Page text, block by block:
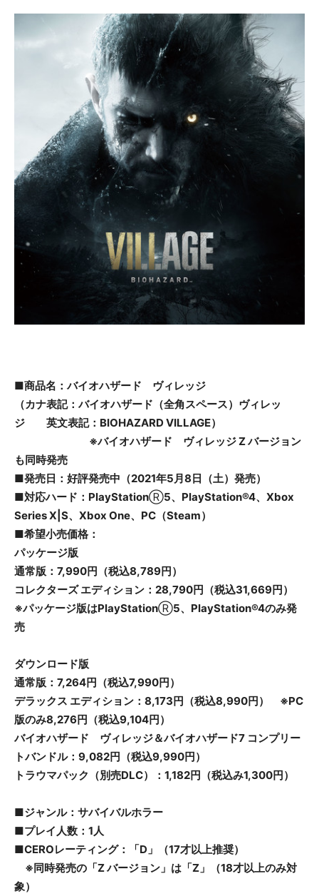
■商品名：バイオハザード ヴィレッジ
（カナ表記：バイオハザード（全角スペース）ヴィレッ
ジ 英文表記： BIOHAZARD VILLAGE）
※バイオハザード ヴィレッジ Z バージョン
も同時発売
■発売日： 好評発売中（2021年5月8日（土） 発売）
■対応ハード： PlayStationⓇ5、 PlayStation®4、 Xbox
Series X |S、 Xbox One、 PC （Steam）
■希望小売価格：
パッケージ版
通常版： 7,990円 （税込8,789円）
コレクターズ エディション：28,790円 （税込31,669円）
※パッケージ版はPlayStationⓇ5、 PlayStation®4のみ発
売
ダウンロード版
通常版：7,264円 （税込7,990円）
デラックス エディション：8,173円 （税込8,990円）
※PC
版のみ8,276円 （税込9,104円）
バイオハザード ヴィレッジ＆バイオハザード7 コンプリー
トバンドル：9,082円 （税込9,990円）
トラウマパック（別売DLC）：1,182円 （税込み1,300円）
■ジャンル： サバイバルホラー
■プレイ人数：1人
■CEROレーティング：
「D」
（17才以上推奨）
※同時発売の 「Z バージョン 」 は「Z」（18才以上のみ対
象）